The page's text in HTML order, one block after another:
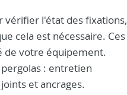
vérifier l'état des fixations,
cela est nécessaire. Ces
de votre équipement.
: entretien
et ancrages.